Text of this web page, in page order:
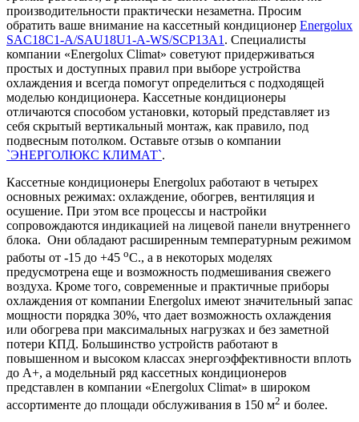
производительности практически незаметна. Просим
обратить ваше внимание на кассетный кондиционер Energolux
SAC18C1-A/SAU18U1-A-WS/SCP13A1 . Специалисты
компании «Energolux Climat» советуют придерживаться
простых и доступных правил при выборе устройства
охлаждения и всегда помогут определиться с подходящей
моделью кондиционера. Кассетные кондиционеры
отличаются способом установки, который представляет из
себя скрытый вертикальный монтаж, как правило, под
подвесным потолком. Оставьте отзыв о компании
`ЭНЕРГОЛЮКС КЛИМАТ`.
Кассетные кондиционеры Energolux работают в четырех
основных режимах: охлаждение, обогрев, вентиляция и
осушение. При этом все процессы и настройки
сопровождаются индикацией на лицевой панели внутреннего
блока. Они обладают расширенным температурным режимом
работы от -15 до +45 оС., а в некоторых моделях
предусмотрена еще и возможность подмешивания свежего
воздуха. Кроме того, современные и практичные приборы
охлаждения от компании Energolux имеют значительный запас
мощности порядка 30%, что дает возможность охлаждения
или обогрева при максимальных нагрузках и без заметной
потери КПД. Большинство устройств работают в
повышенном и высоком классах энергоэффективности вплоть
до А+, а модельный ряд кассетных кондиционеров
представлен в компании «Energolux Climat» в широком
ассортименте до площади обслуживания в 150 м2 и более.